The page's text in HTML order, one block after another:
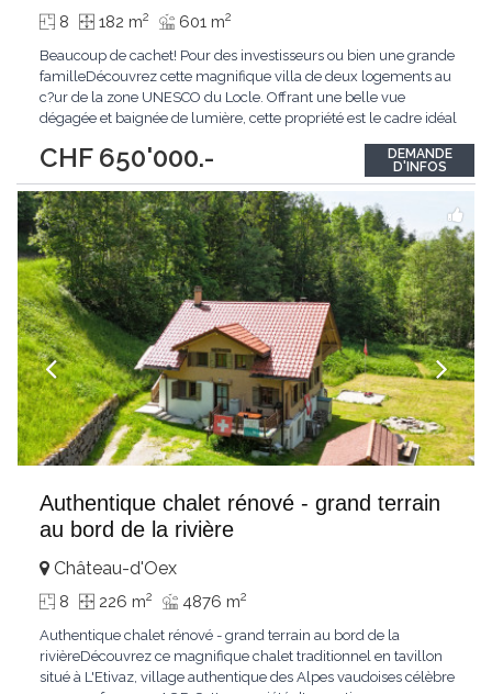
CHF 650'000.-
8 182 m2 601 m2
Beaucoup de cachet! Pour des investisseurs ou bien une grande
familleDécouvrez cette magnifique villa de deux logements au
c?ur de la zone UNESCO du Locle. Offrant une belle vue
dégagée et baignée de lumière, cette propriété est le cadre idéal
toutes les commodités. Avec un charme fou qui séduit dès le
premier regard, cette...
DEMANDE
D'INFOS
Authentique chalet rénové - grand terrain
au bord de la rivière
Château-d'Oex
8 226 m2 4876 m2
Authentique chalet rénové - grand terrain au bord de la
rivièreDécouvrez ce magnifique chalet traditionnel en tavillon
situé à L'Etivaz, village authentique des Alpes vaudoises célèbre